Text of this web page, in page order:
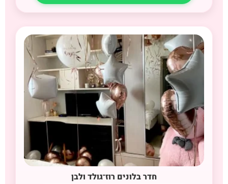
חדר בלונים רוז־גולד ולבן